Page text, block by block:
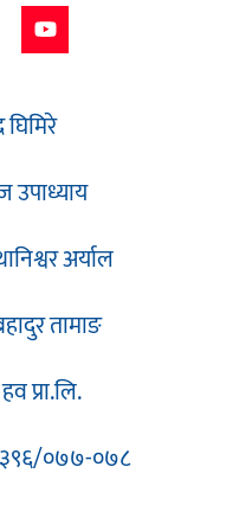
उपाध्याय
अर्याल
तामाङ
प्रा.लि.
०७७-०७८